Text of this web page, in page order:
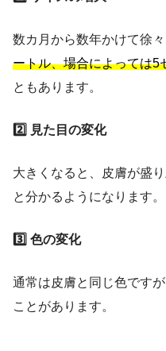
数カ月から数年かけて徐
ートル、場合によっては5
ともあります。
2️⃣ 見た目の変化
大きくなると、皮膚が盛
と分かるようになります。
3️⃣ 色の変化
通常は皮膚と同じ色です
ことがあります。